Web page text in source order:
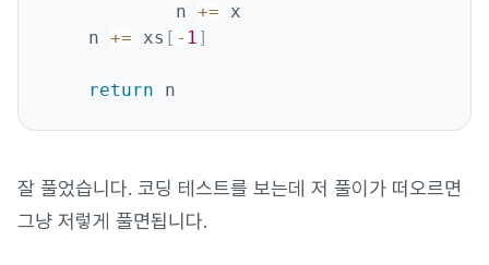
            n
+= x
    n
+= xs [ - 1]
return
잘 풀었습니다. 코딩 테스트를 보는데 저 풀이가 떠오르면
그냥 저렇게 풀면됩니다.